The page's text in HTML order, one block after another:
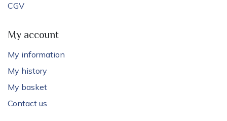
CGV
My account
My information
My history
My basket
Contact us